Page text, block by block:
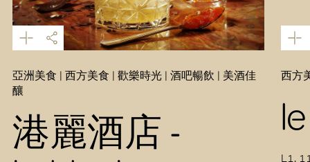
亞洲美食 | 西方美食 | 歡樂時光 | 酒吧暢飲 | 美酒佳
釀
港麗酒店 -
西方
L1,